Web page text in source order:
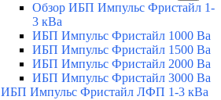
Обзор ИБП Импульс Фристайл 1-
3 кВа
ИБП Импульс Фристайл 1000 Ва
ИБП Импульс Фристайл 1500 Ва
ИБП Импульс Фристайл 2000 Ва
ИБП Импульс Фристайл 3000 Ва
ИБП Импульс Фристайл ЛФП 1-3 кВа